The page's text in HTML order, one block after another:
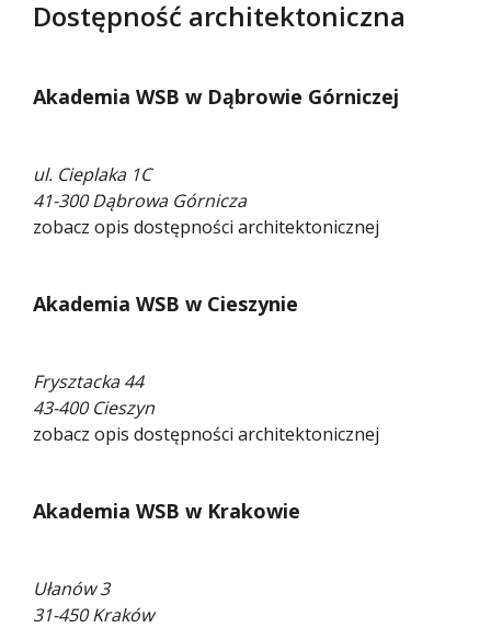
Dostępność architektoniczna
Akademia WSB w Dąbrowie Górniczej
ul. Cieplaka 1C
41-300 Dąbrowa Górnicza
zobacz opis dostępności architektonicznej
Akademia WSB w Cieszynie
Frysztacka 44
43-400 Cieszyn
zobacz opis dostępności architektonicznej
Akademia WSB w Krakowie
Ułanów 3
31-450 Kraków